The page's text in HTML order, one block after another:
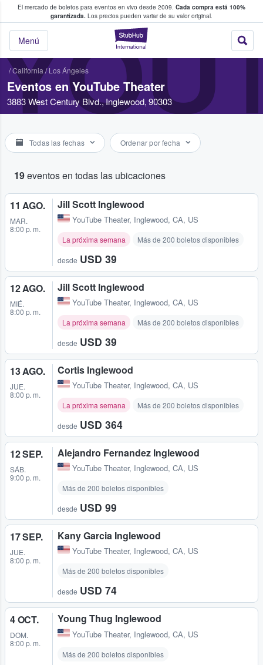
El mercado de boletos para eventos en vivo desde 2009. Cada compra está 100%
garantizada. Los precios pueden variar de su valor original.
StubHub: donde
Menú
fans compran y venden boletos
/California / Los Ángeles
Eventos en YouTube Theater
3883 West Century Blvd., Inglewood, 90303
Todas las fechas Ordenar por fecha
19eventos en todas las ubicaciones
11 AGO.
MAR.
8:00 p. m.
Jill Scott Inglewood
YouTube Theater, Inglewood, CA, US
La próxima semana Más de 200 boletos disponibles
desde USD 39
12 AGO.
MIÉ.
8:00 p. m.
Jill Scott Inglewood
YouTube Theater, Inglewood, CA, US
La próxima semana Más de 200 boletos disponibles
desde USD 39
13 AGO.
JUE.
8:00 p. m.
Cortis Inglewood
YouTube Theater, Inglewood, CA, US
La próxima semana Más de 200 boletos disponibles
desde USD 364
12 SEP.
SÁB.
9:00 p. m.
Alejandro Fernandez Inglewood
YouTube Theater, Inglewood, CA, US
Más de 200 boletos disponibles
desde USD 99
17 SEP.
JUE.
8:00 p. m.
Kany Garcia Inglewood
YouTube Theater, Inglewood, CA, US
Más de 200 boletos disponibles
desde USD 74
4 OCT.
DOM.
8:00 p. m.
Young Thug Inglewood
YouTube Theater, Inglewood, CA, US
Más de 200 boletos disponibles